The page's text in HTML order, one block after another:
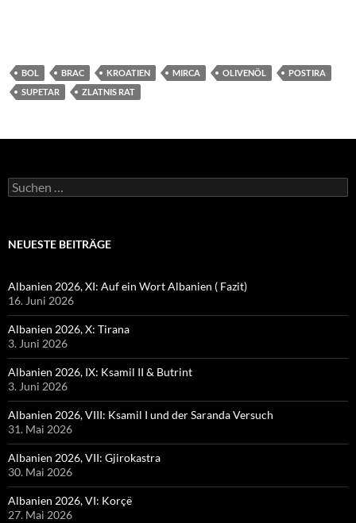
BOL BRAC KROATIEN MIRCA OLIVENÖL
POSTIRA
SUPETAR
ZLATNIS RAT
Suchen
nach:
NEUESTE BEITRÄGE
Albanien 2026, XI: Auf ein Wort Albanien ( Fazit)
16. Juni 2026
Albanien 2026, X: Tirana
3. Juni 2026
Albanien 2026, IX: Ksamil II & Butrint
3. Juni 2026
Albanien 2026, VIII: Ksamil I und der Saranda Versuch
31. Mai 2026
Albanien 2026, VII: Gjirokastra
30. Mai 2026
Albanien 2026, VI: Korçë
27. Mai 2026